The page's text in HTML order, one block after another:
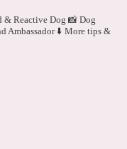
& Reactive Dog 📸 Dog
Ambassador⬇️ More tips &